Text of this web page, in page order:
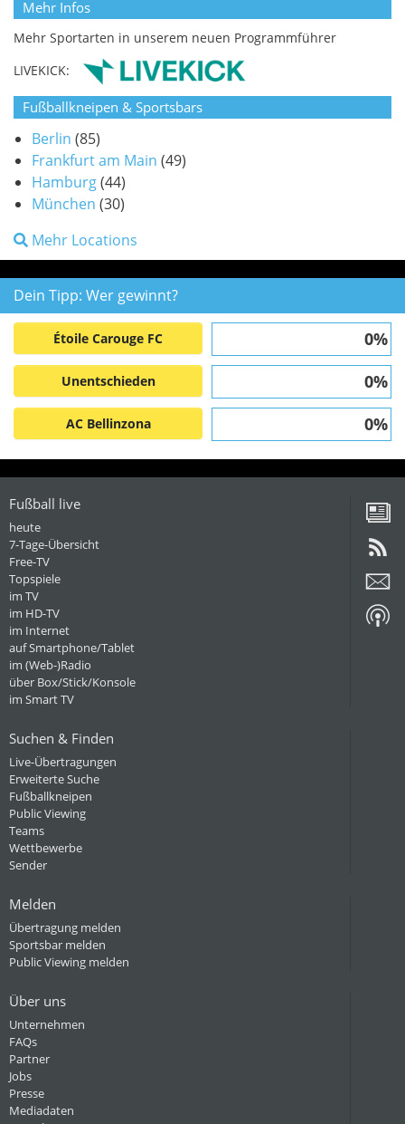
Mehr Infos
Mehr Sportarten in unserem neuen Programmführer
LIVEKICK:
Fußballkneipen & Sportsbars
Berlin (85)
Frankfurt am Main (49)
Hamburg(44)
München (30)
Mehr Locations
Dein Tipp: Wer gewinnt?
Étoile Carouge FC 0%
Unentschieden 0%
AC Bellinzona 0%
Fußball live
heute
7-Tage-Übersicht
Free-TV
Topspiele
im TV
im HD-TV
im Internet
auf Smartphone/Tablet
im (Web-)Radio
über Box/Stick/Konsole
im Smart TV
Suchen & Finden
Live-Übertragungen
Erweiterte Suche
Fußballkneipen
Public Viewing
Teams
Wettbewerbe
Sender
Melden
Übertragung melden
Sportsbar melden
Public Viewing melden
Über uns
Unternehmen
FAQs
Partner
Jobs
Presse
Mediadaten